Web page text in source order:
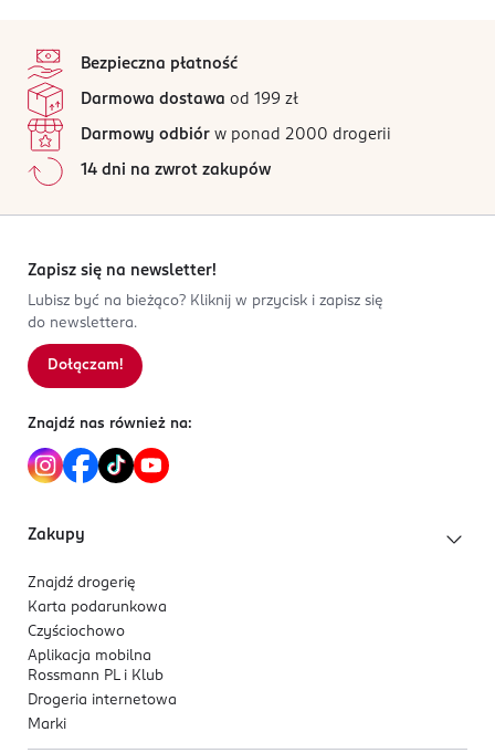
Nuta serca:
Nuta bazy:
OSTRZEŻENIA DOTYCZĄCE BEZPIECZEŃSTWA
Produkt do użytku zewnętrznego. Działa drażniąco na
oczy. Łatwopalna ciecz.
PRODUCENT/PODMIOT ODPOWIEDZIALNY
ROSSMANN SDP SP. z o.o.
Kod EAN
3 700578 502285
Jak działają opinie?
Bezpieczna płatność
Darmowa dostawa od 199 zł
Darmowy odbiór w ponad 2000 drogerii
14 dni na zwrot zakupów
Zapisz się na newsletter!
Lubisz być na bieżąco? Kliknij w przycisk i zapisz się
do newslettera.
Dołączam!
Znajdź nas również na:
Zakupy
Znajdź drogerię
Karta podarunkowa
Czyściochowo
Aplikacja mobilna
Rossmann PL i Klub
Drogeria internetowa
Marki